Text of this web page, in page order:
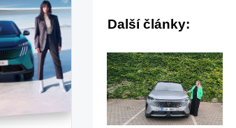
Další články: